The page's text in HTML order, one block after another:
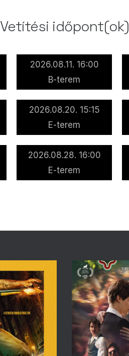
Vetítési időpont(ok)
2026.08.11. 16:00
B-terem
2026.08.20. 15:15
E-terem
2026.08.28. 16:00
E-terem